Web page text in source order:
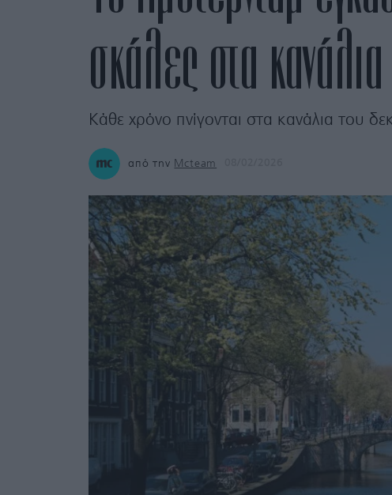
σκάλες στα
Κάθε χρόνο πνίγονται στα κανάλια του
από την Mcteam